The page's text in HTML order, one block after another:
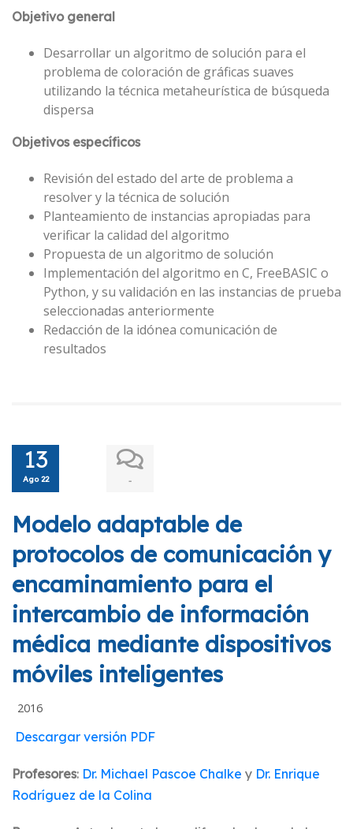
Objetivo general
Desarrollar un algoritmo de solución para el
problema de coloración de gráficas suaves
utilizando la técnica metaheurística de búsqueda
dispersa
Objetivos específicos
Revisión del estado del arte de problema a
resolver y la técnica de solución
Planteamiento de instancias apropiadas para
verificar la calidad del algoritmo
Propuesta de un algoritmo de solución
Implementación del algoritmo en C, FreeBASIC o
Python, y su validación en las instancias de prueba
seleccionadas anteriormente
Redacción de la idónea comunicación de
resultados
13
Ago 22 -
Modelo adaptable de
protocolos de comunicación y
encaminamiento para el
intercambio de información
médica mediante dispositivos
móviles inteligentes
2016
Descargar versión PDF
Profesores: Dr. Michael Pascoe Chalke y Dr. Enrique
Rodríguez de la Colina